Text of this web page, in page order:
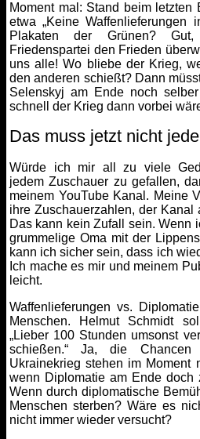
Moment mal: Stand beim letzten
etwa „Keine Waffenlieferungen
Plakaten der Grünen?
Friedenspartei den Frieden
uns alle! Wo bliebe der Krieg,
den anderen schießt? Dann
Selenskyj am Ende noch
schnell der Krieg dann vorbei
Das muss jetzt nicht
Würde ich mir all zu viele
jedem Zuschauer zu gefallen,
meinem YouTube Kanal. Meine
ihre Zuschauerzahlen, der Kanal
Das kann kein Zufall sein. Wenn
grummelige Oma mit der
kann ich sicher sein, dass ich
Ich mache es mir und meinem
leicht.
Waffenlieferungen vs.
Menschen. Helmut Schmidt
„Lieber 100 Stunden umsonst
schießen.“ Ja, die
Ukrainekrieg stehen im Moment
wenn Diplomatie am Ende doch
Wenn durch diplomatische
Menschen sterben? Wäre es
nicht immer wieder versucht?